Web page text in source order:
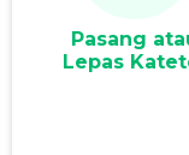
Pasang
Lepas